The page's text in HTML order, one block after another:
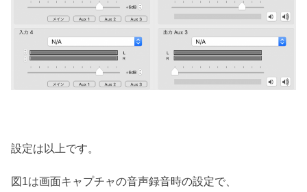
設定は以上です。
図1は画面キャプチャの音声録音時の設定で、